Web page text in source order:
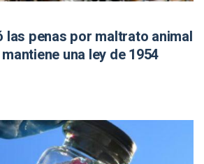
las penas por maltrato animal
una ley de 1954